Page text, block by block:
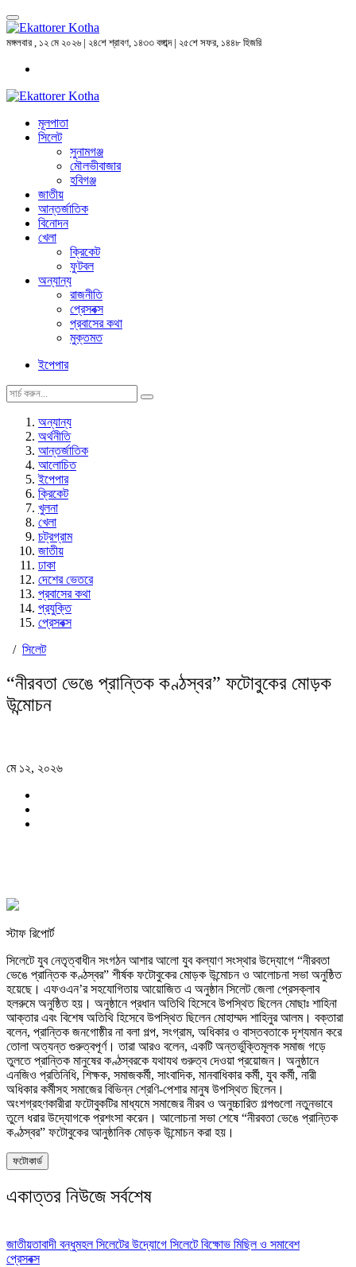
মঙ্গলবার , ১২ মে ২০২৬ | ২৪শে শ্রাবণ, ১৪৩৩ বঙ্গাব্দ | ২৫শে সফর, ১৪৪৮ হিজরি
মূলপাতা
সিলেট
সুনামগঞ্জ
মৌলভীবাজার
হবিগঞ্জ
জাতীয়
আন্তর্জাতিক
বিনোদন
খেলা
ক্রিকেট
ফুটবল
অন্যান্য
রাজনীতি
প্রেসবক্স
প্রবাসের কথা
মুক্তমত
ইপেপার
অন্যান্য
অর্থনীতি
আন্তর্জাতিক
আলোচিত
ইপেপার
ক্রিকেট
খুলনা
খেলা
চট্রগ্রাম
জাতীয়
ঢাকা
দেশের ভেতরে
প্রবাসের কথা
প্রযুক্তি
প্রেসবক্স
/ সিলেট
“নীরবতা ভেঙে প্রান্তিক কণ্ঠস্বর” ফটোবুকের মোড়ক
উন্মোচন
মে ১২, ২০২৬
স্টাফ রিপোর্ট
সিলেটে যুব নেতৃত্বাধীন সংগঠন আশার আলো যুব কল্যাণ সংস্থার উদ্যোগে “নীরবতা
ভেঙে প্রান্তিক কণ্ঠস্বর” শীর্ষক ফটোবুকের মোড়ক উন্মোচন ও আলোচনা সভা অনুষ্ঠিত
হয়েছে। এফওএন’র সহযোগিতায় আয়োজিত এ অনুষ্ঠান সিলেট জেলা প্রেসক্লাব
হলরুমে অনুষ্ঠিত হয়। অনুষ্ঠানে প্রধান অতিথি হিসেবে উপস্থিত ছিলেন মোছাঃ শাহিনা
আক্তার এবং বিশেষ অতিথি হিসেবে উপস্থিত ছিলেন মোহাম্মদ শাহিনুর আলম। বক্তারা
বলেন, প্রান্তিক জনগোষ্ঠীর না বলা গল্প, সংগ্রাম, অধিকার ও বাস্তবতাকে দৃশ্যমান করে
তোলা অত্যন্ত গুরুত্বপূর্ণ। তারা আরও বলেন, একটি অন্তর্ভুক্তিমূলক সমাজ গড়ে
তুলতে প্রান্তিক মানুষের কণ্ঠস্বরকে যথাযথ গুরুত্ব দেওয়া প্রয়োজন। অনুষ্ঠানে
এনজিও প্রতিনিধি, শিক্ষক, সমাজকর্মী, সাংবাদিক, মানবাধিকার কর্মী, যুব কর্মী, নারী
অধিকার কর্মীসহ সমাজের বিভিন্ন শ্রেণি-পেশার মানুষ উপস্থিত ছিলেন।
অংশগ্রহণকারীরা ফটোবুকটির মাধ্যমে সমাজের নীরব ও অনুচ্চারিত গল্পগুলো নতুনভাবে
তুলে ধরার উদ্যোগকে প্রশংসা করেন। আলোচনা সভা শেষে “নীরবতা ভেঙে প্রান্তিক
কণ্ঠস্বর” ফটোবুকের আনুষ্ঠানিক মোড়ক উন্মোচন করা হয়।
ফটোকার্ড
একাত্তর নিউজে সর্বশেষ
জাতীয়তাবাদী বন্ধুমহল সিলেটের উদ্যোগে সিলেটে বিক্ষোভ মিছিল ও সমাবেশ
প্রেসবক্স